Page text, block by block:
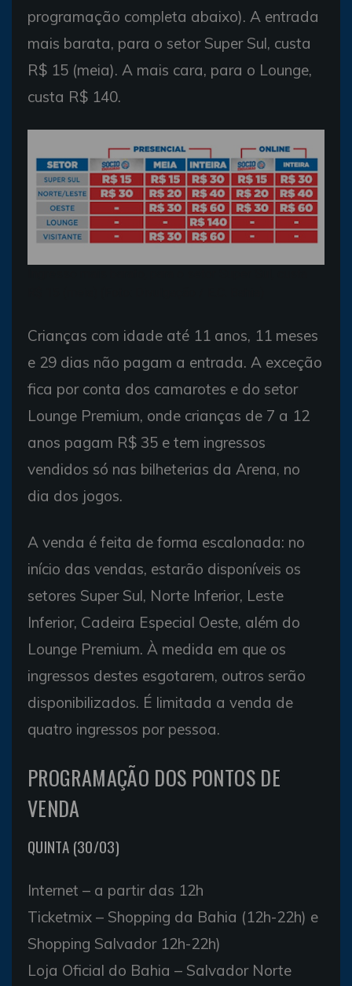
programação completa abaixo). A entrada
mais barata, para o setor Super Sul, custa
R$ 15 (meia). A mais cara, para o Lounge,
custa R$ 140.
Crianças com idade até 11 anos, 11 meses
e 29 dias não pagam a entrada. A exceção
fica por conta dos camarotes e do setor
Lounge Premium, onde crianças de 7 a 12
anos pagam R$ 35 e tem ingressos
vendidos só nas bilheterias da Arena, no
dia dos jogos.
A venda é feita de forma escalonada: no
início das vendas, estarão disponíveis os
setores Super Sul, Norte Inferior, Leste
Inferior, Cadeira Especial Oeste, além do
Lounge Premium. À medida em que os
ingressos destes esgotarem, outros serão
disponibilizados. É limitada a venda de
quatro ingressos por pessoa.
PROGRAMAÇÃO DOS PONTOS DE
VENDA
QUINTA (30/03)
Internet – a partir das 12h
Ticketmix – Shopping da Bahia (12h-22h) e
Shopping Salvador 12h-22h)
Loja Oficial do Bahia – Salvador Norte